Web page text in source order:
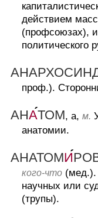
действием
(профсоюзах),
политического
проф.).
АНАТОМ, а, м.
анатомии.
АНАТОМИ
кого-что (мед.).
научных или
(трупы).